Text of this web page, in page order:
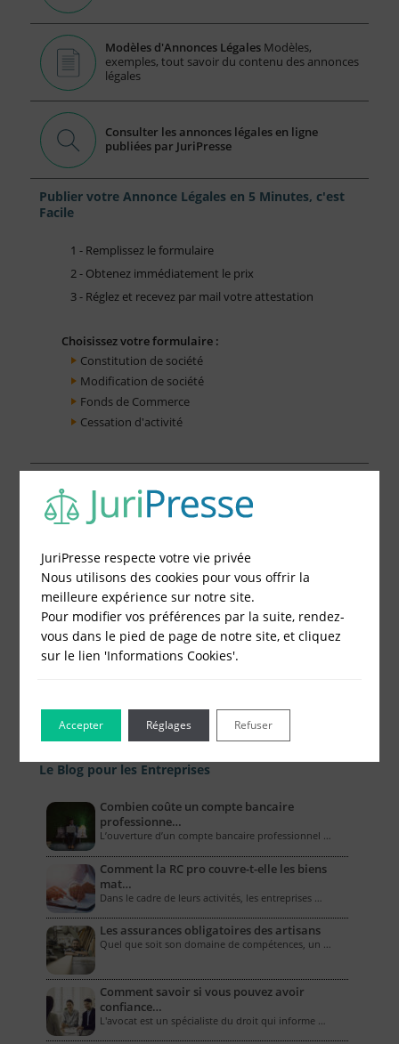
Modèles d'Annonces Légales Modèles,
exemples, tout savoir du contenu des annonces
légales
Consulter les annonces légales en ligne
publiées par JuriPresse
Publier votre Annonce Légales en 5 Minutes, c'est
Facile
1 - Remplissez le formulaire
2 - Obtenez immédiatement le prix
3 - Réglez et recevez par mail votre attestation
Choisissez votre formulaire :
Constitution de société
Modification de société
Fonds de Commerce
Cessation d'activité
Le Blog pour les Entreprises
Combien coûte un compte bancaire
professionne…
L’ouverture d’un compte bancaire professionnel …
Comment la RC pro couvre-t-elle les biens
mat…
Dans le cadre de leurs activités, les entreprises …
Les assurances obligatoires des artisans
Quel que soit son domaine de compétences, un …
Comment savoir si vous pouvez avoir
confiance…
L'avocat est un spécialiste du droit qui informe …
JuriPresse respecte votre vie privée
Nous utilisons des cookies pour vous offrir la
meilleure expérience sur notre site.
Pour modifier vos préférences par la suite, rendez-
vous dans le pied de page de notre site, et cliquez
sur le lien 'Informations Cookies'.
Accepter Refuser
Réglages